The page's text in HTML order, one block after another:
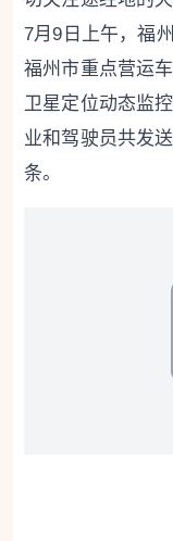
7月9日上午，福
福州市重点营运
卫星定位动态监
业和驾驶员共发
条。